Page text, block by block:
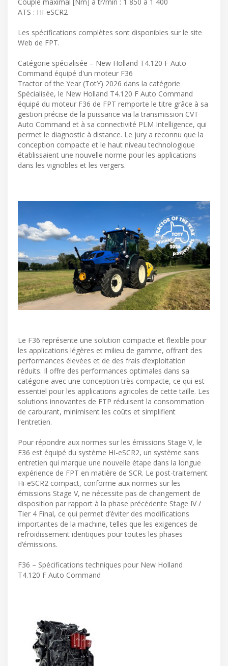
Couple maximal [Nm] à tr/min : 1 850 à 1 400
ATS : HI-eSCR2
Les spécifications complètes sont disponibles sur le site
Web de FPT.
Catégorie spécialisée – New Holland T4.120 F Auto
Command équipé d'un moteur F36
Tractor of the Year (TotY) 2026 dans la catégorie
Spécialisée, le New Holland T4.120 F Auto Command
équipé du moteur F36 de FPT remporte le titre grâce à sa
gestion précise de la puissance via la transmission CVT
Auto Command et à sa connectivité PLM Intelligence, qui
permet le diagnostic à distance. Le jury a reconnu que la
conception compacte et le haut niveau technologique
établissaient une nouvelle norme pour les applications
dans les vignobles et les vergers.
Le F36 représente une solution compacte et flexible pour
les applications légères et milieu de gamme, offrant des
performances élevées et de des frais d’exploitation
réduits. Il offre des performances optimales dans sa
catégorie avec une conception très compacte, ce qui est
essentiel pour les applications agricoles de cette taille. Les
solutions innovantes de FTP réduisent la consommation
de carburant, minimisent les coûts et simplifient
l'entretien.
Pour répondre aux normes sur les émissions Stage V, le
F36 est équipé du système HI-eSCR2, un système sans
entretien qui marque une nouvelle étape dans la longue
expérience de FPT en matière de SCR. Le post-traitement
Hi-eSCR2 compact, conforme aux normes sur les
émissions Stage V, ne nécessite pas de changement de
disposition par rapport à la phase précédente Stage IV /
Tier 4 Final, ce qui permet d’éviter des modifications
importantes de la machine, telles que les exigences de
refroidissement identiques pour toutes les phases
d’émissions.
F36 – Spécifications techniques pour New Holland
T4.120 F Auto Command